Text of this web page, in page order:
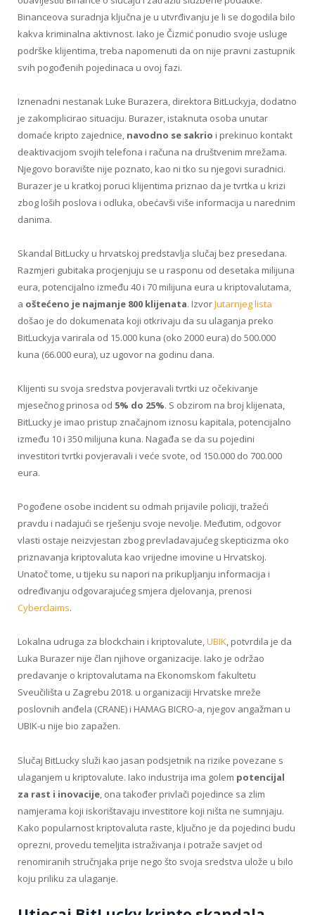
Binanceova suradnja ključna je u utvrđivanju je li se dogodila bilo
kakva kriminalna aktivnost. Iako je Čizmić ponudio svoje usluge
podrške klijentima, treba napomenuti da on nije pravni zastupnik
svih pogođenih pojedinaca u ovoj fazi.
Iznenadni nestanak Luke Burazera, direktora BitLuckyja, dodatno
je zakomplicirao situaciju. Burazer, istaknuta osoba unutar
domaće kripto zajednice, navodno se sakrio i prekinuo kontakt
deaktivacijom svojih telefona i računa na društvenim mrežama.
Njegovo boravište nije poznato, kao ni tko su njegovi suradnici.
Burazer je u kratkoj poruci klijentima priznao da je tvrtka u krizi
zbog loših poslova i odluka, obećavši više informacija u narednim
danima.
Skandal BitLucky u hrvatskoj predstavlja slučaj bez presedana.
Razmjeri gubitaka procjenjuju se u rasponu od desetaka milijuna
eura, potencijalno između 40 i 70 milijuna eura u kriptovalutama,
a oštećeno je najmanje 800 klijenata. IzvorJutarnjeg lista
došao je do dokumenata koji otkrivaju da su ulaganja preko
BitLuckyja varirala od 15.000 kuna (oko 2000 eura) do 500.000
kuna (66.000 eura), uz ugovor na godinu dana.
Klijenti su svoja sredstva povjeravali tvrtki uz očekivanje
mjesečnog prinosa od 5% do 25%. S obzirom na broj klijenata,
BitLucky je imao pristup značajnom iznosu kapitala, potencijalno
između 10 i 350 milijuna kuna. Nagađa se da su pojedini
investitori tvrtki povjeravali i veće svote, od 150.000 do 700.000
eura.
Pogođene osobe incident su odmah prijavile policiji, tražeći
pravdu i nadajući se rješenju svoje nevolje. Međutim, odgovor
vlasti ostaje neizvjestan zbog prevladavajućeg skepticizma oko
priznavanja kriptovaluta kao vrijedne imovine u Hrvatskoj.
Unatoč tome, u tijeku su napori na prikupljanju informacija i
određivanju odgovarajućeg smjera djelovanja, prenosi
Cyberclaims.
Lokalna udruga za blockchain i kriptovalute,UBIK, potvrdila je da
Luka Burazer nije član njihove organizacije. Iako je održao
predavanje o kriptovalutama na Ekonomskom fakultetu
Sveučilišta u Zagrebu 2018. u organizaciji Hrvatske mreže
poslovnih anđela (CRANE) i HAMAG BICRO-a, njegov angažman u
UBIK-u nije bio zapažen.
Slučaj BitLucky služi kao jasan podsjetnik na rizike povezane s
ulaganjem u kriptovalute. Iako industrija ima golem potencijal
za rast i inovacije , ona također privlači pojedince sa zlim
namjerama koji iskorištavaju investitore koji ništa ne sumnjaju.
Kako popularnost kriptovaluta raste, ključno je da pojedinci budu
oprezni, provedu temeljita istraživanja i potraže savjet od
renomiranih stručnjaka prije nego što svoja sredstva ulože u bilo
koju priliku za ulaganje.